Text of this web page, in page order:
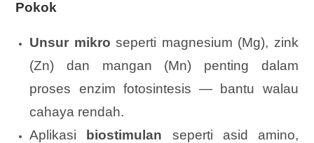
Pokok
Unsur mikro seperti magnesium (Mg), zink
(Zn) dan mangan (Mn) penting dalam
proses enzim fotosintesis — bantu walau
cahaya rendah.
Aplikasi biostimulan seperti asid amino,